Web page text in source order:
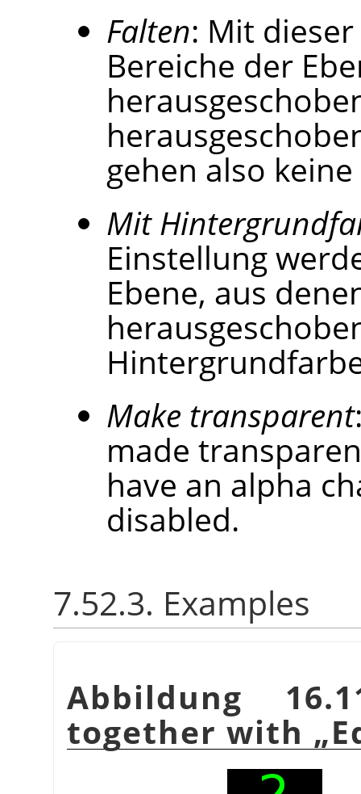
Falten: Mit
Bereiche der
gehen also
Mit
Einstellung
Ebene, aus
Make transparent
made
have an alpha
disabled.
7.52.3. Examples
Abbildung
together with „